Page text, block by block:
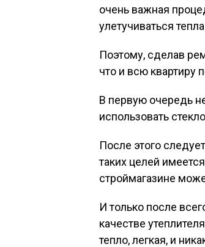
очень важная
улетучиваться
Поэтому, сделав
что и всю квартиру
В первую очередь
использовать
После этого
таких целей
строймагазине
И только после
качестве
тепло, легкая, и